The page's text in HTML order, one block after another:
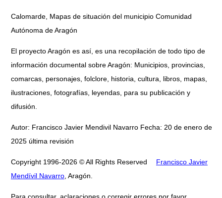
Calomarde, Mapas de situación del municipio Comunidad
Autónoma de Aragón
El proyecto Aragón es así, es una recopilación de todo tipo de
información documental sobre Aragón: Municipios, provincias,
comarcas, personajes, folclore, historia, cultura, libros, mapas,
ilustraciones, fotografías, leyendas, para su publicación y
difusión.
Autor: Francisco Javier Mendivil Navarro Fecha: 20 de enero de
2025 última revisión
Copyright 1996-2026 © All Rights Reserved
Francisco Javier
Mendívil Navarro , Aragón.